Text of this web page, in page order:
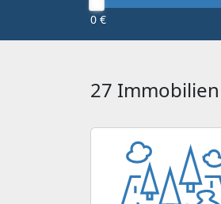
0 €
27